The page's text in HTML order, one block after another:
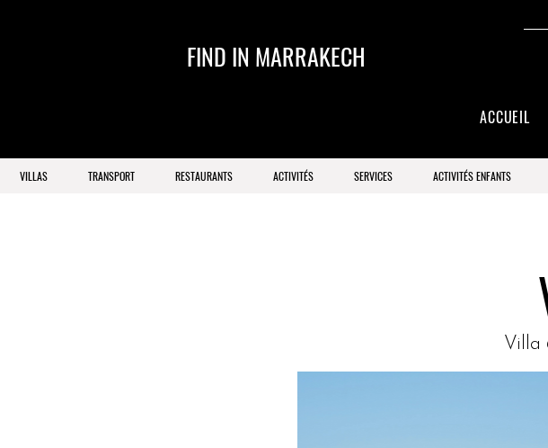
FIND IN MARRAKECH
ACCUEIL
VILLAS TRANSPORT RESTAURANTS ACTIVITÉS SERVICES ACTIVITÉS ENFANTS
Villa